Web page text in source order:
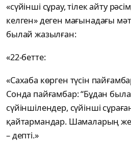
«сүйінші сұрау, тілек айту
келген» деген мағынадағы
былай жазылған:
«22-бетте:
«Сахаба көрген түсін
Сонда пайғамбар: “Бұдан
сүйіншілендер, сүйінші
қайтармандар. Шамаларың
– депті.»